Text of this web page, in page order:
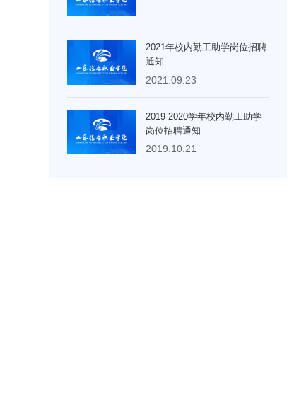
2021年校内勤工助学岗位招聘
通知
2021.09.23
2019-2020学年校内勤工助学
岗位招聘通知
2019.10.21